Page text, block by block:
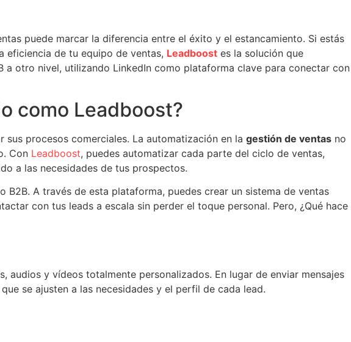
puede marcar la diferencia entre el éxito y el estancamiento. Si estás
eficiencia de tu equipo de ventas, Leadboost es la solución que
otro nivel, utilizando LinkedIn como plataforma clave para conectar con
como Leadboost?
procesos comerciales. La automatización en la gestión de ventas no
Con Leadboost, puedes automatizar cada parte del ciclo de ventas,
a las necesidades de tus prospectos.
A través de esta plataforma, puedes crear un sistema de ventas
con tus leads a escala sin perder el toque personal. Pero, ¿Qué hace
audios y vídeos totalmente personalizados. En lugar de enviar mensajes
se ajusten a las necesidades y el perfil de cada lead.